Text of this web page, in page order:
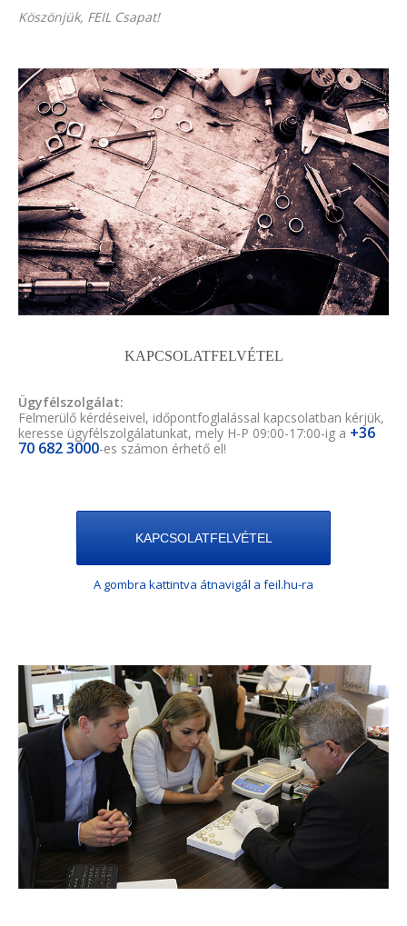
Köszönjük, FEIL Csapat!
KAPCSOLATFELVÉTEL
Ügyfélszolgálat:
Felmerülő kérdéseivel, időpontfoglalással kapcsolatban kérjük,
keresse ügyfélszolgálatunkat, mely H-P 09:00-17:00-ig a +36
70 682 3000-es számon érhető el!
KAPCSOLATFELVÉTEL
A gombra kattintva átnavigál a feil.hu-ra